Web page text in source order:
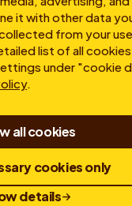
it with other data
from your
list of all
under "cookie
.
all cookies
cookies only
details